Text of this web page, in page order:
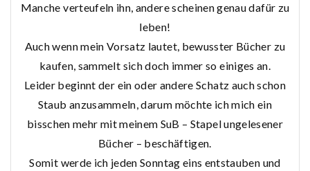
Manche verteufeln ihn, andere scheinen genau dafür zu
leben!
Auch wenn mein Vorsatz lautet, bewusster Bücher zu
kaufen, sammelt sich doch immer so einiges an.
Leider beginnt der ein oder andere Schatz auch schon
Staub anzusammeln, darum möchte ich mich ein
bisschen mehr mit meinem SuB – Stapel ungelesener
Bücher – beschäftigen.
Somit werde ich jeden Sonntag eins entstauben und